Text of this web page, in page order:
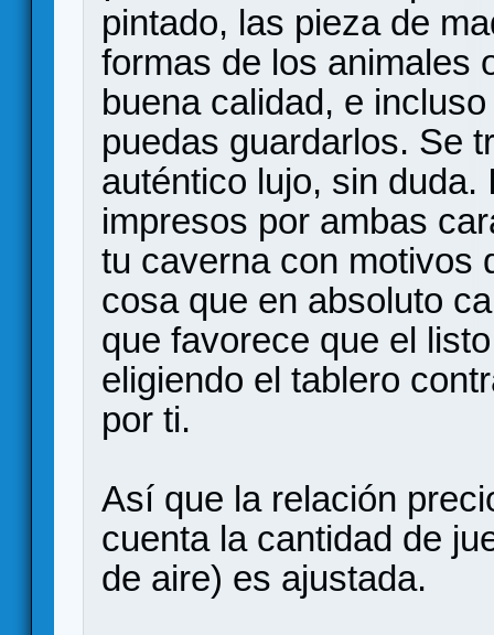
pintado, las pieza de
formas de los animales
buena calidad, e
puedas guardarlos. Se
auténtico lujo, sin
impresos por ambas
tu caverna con motivos
cosa que en absoluto
que favorece que el
eligiendo el tablero
por ti.
Así que la relación
cuenta la cantidad de
de aire) es ajustada.